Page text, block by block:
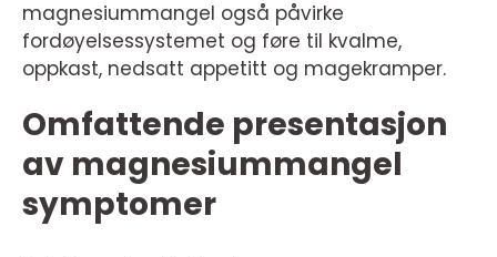
magnesiummangel også påvirke
fordøyelsessystemet og føre til kvalme,
oppkast, nedsatt appetitt og magekramper.
Omfattende presentasjon
av magnesiummangel
symptomer